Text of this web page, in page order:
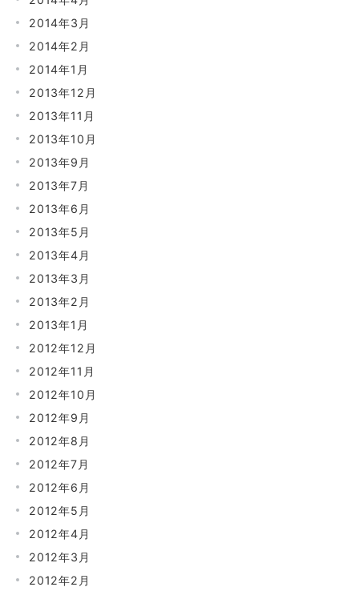
2014年3月
2014年2月
2014年1月
2013年12月
2013年11月
2013年10月
2013年9月
2013年7月
2013年6月
2013年5月
2013年4月
2013年3月
2013年2月
2013年1月
2012年12月
2012年11月
2012年10月
2012年9月
2012年8月
2012年7月
2012年6月
2012年5月
2012年4月
2012年3月
2012年2月